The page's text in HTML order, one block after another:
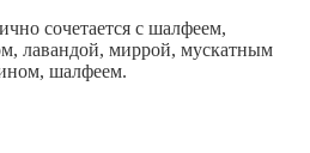
сочетается с шалфеем,
лавандой, миррой, мускатным
шалфеем.